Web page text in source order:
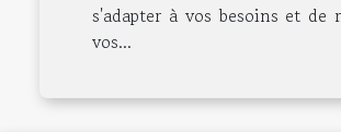
s'adapter à vos besoins et de
vos...